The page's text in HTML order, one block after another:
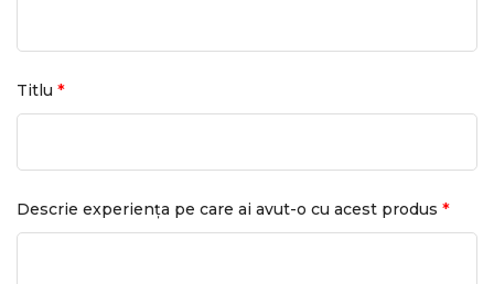
Titlu *
Descrie experiența pe care ai avut-o cu acest produs *